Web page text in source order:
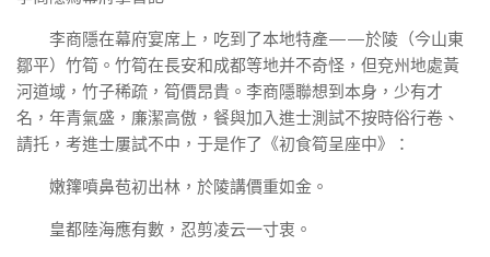
李商隱在幕府宴席上，吃到了本地特產——於陵（今山東
鄒平）竹筍。竹筍在長安和成都等地并不奇怪，但兗州地處黃
河道域，竹子稀疏，筍價昂貴。李商隱聯想到本身，少有才
名，年青氣盛，廉潔高傲，餐與加入進士測試不按時俗行卷、
請托，考進士屢試不中，于是作了《初食筍呈座中》：
嫩籜噴鼻苞初出林，於陵講價重如金。
皇都陸海應有數，忍剪凌云一寸衷。